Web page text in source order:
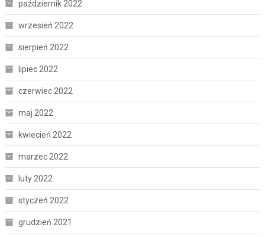
październik 2022
wrzesień 2022
sierpień 2022
lipiec 2022
czerwiec 2022
maj 2022
kwiecień 2022
marzec 2022
luty 2022
styczeń 2022
grudzień 2021